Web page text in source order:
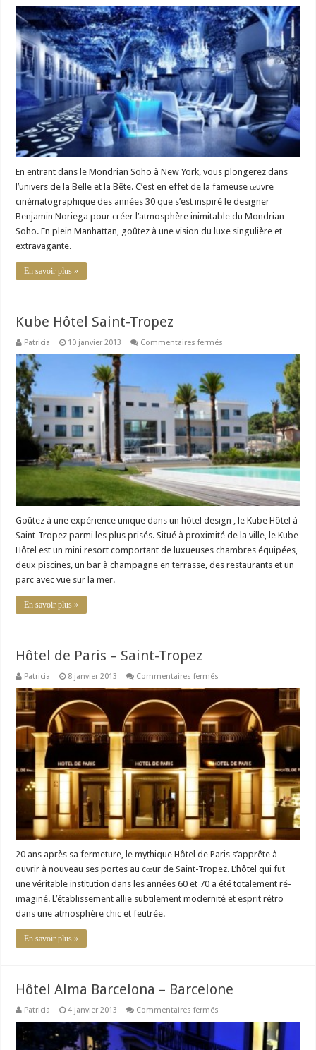
Mondrian
Soho
–
New
York
En entrant dans le Mondrian Soho à New York, vous plongerez dans
l’univers de la Belle et la Bête. C’est en effet de la fameuse œuvre
cinématographique des années 30 que s’est inspiré le designer
Benjamin Noriega pour créer l’atmosphère inimitable du Mondrian
Soho. En plein Manhattan, goûtez à une vision du luxe singulière et
extravagante.
En savoir plus »
Kube Hôtel Saint-Tropez
Patricia 10 janvier 2013 Commentaires fermés
Tropez
Goûtez à une expérience unique dans un hôtel design , le Kube Hôtel à
Saint-Tropez parmi les plus prisés. Situé à proximité de la ville, le Kube
Hôtel est un mini resort comportant de luxueuses chambres équipées,
deux piscines, un bar à champagne en terrasse, des restaurants et un
parc avec vue sur la mer.
En savoir plus »
Hôtel de Paris – Saint-Tropez
Patricia 8 janvier 2013 Commentaires fermés
Paris
–
Saint-
Tropez
20 ans après sa fermeture, le mythique Hôtel de Paris s’apprête à
ouvrir à nouveau ses portes au cœur de Saint-Tropez. L’hôtel qui fut
une véritable institution dans les années 60 et 70 a été totalement ré-
imaginé. L’établissement allie subtilement modernité et esprit rétro
dans une atmosphère chic et feutrée.
En savoir plus »
Hôtel Alma Barcelona – Barcelone
Patricia 4 janvier 2013 Commentaires fermés
Barcelona
–